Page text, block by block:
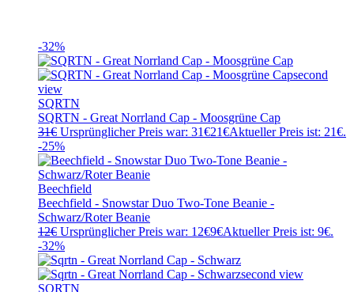
-32%
SQRTN
SQRTN - Great Norrland Cap - Moosgrüne Cap
31€ Ursprünglicher Preis war: 31€21€Aktueller Preis ist: 21€.
-25%
Beechfield
Beechfield - Snowstar Duo Two-Tone Beanie -
Schwarz/Roter Beanie
12€ Ursprünglicher Preis war: 12€9€Aktueller Preis ist: 9€.
-32%
SQRTN